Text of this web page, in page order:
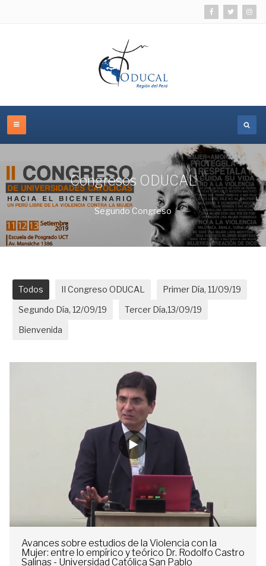
Congresos ODUCAL
Segundo Congreso
Todos II Congreso ODUCAL
Primer Día, 11/09/19
Segundo Día, 12/09/19
Tercer Día,13/09/19
Bienvenida
Avances sobre estudios de la Violencia con la
Mujer: entre lo empírico y teórico Dr. Rodolfo Castro
Salinas - Universidad Católica San Pablo